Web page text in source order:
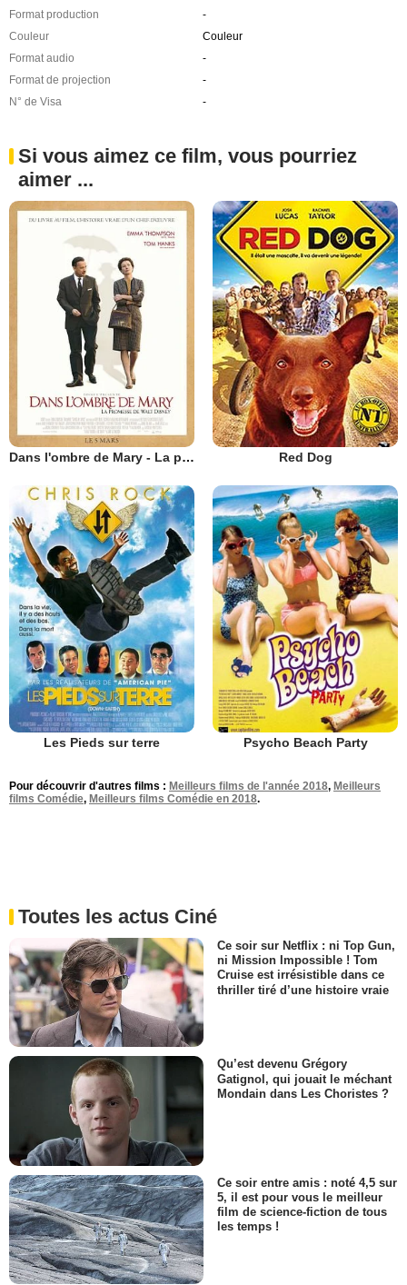
Format production
-
Couleur
Couleur
Format audio
-
Format de projection
-
N° de Visa
-
Si vous aimez ce film, vous pourriez
aimer ...
Dans l'ombre de Mary - La promesse de Walt Disney Red Dog
Les Pieds sur terre Psycho Beach Party
Pour découvrir d'autres films : Meilleurs films de l'année 2018, Meilleurs
films Comédie, Meilleurs films Comédie en 2018.
Toutes les actus Ciné
Ce soir sur Netflix : ni Top Gun,
ni Mission Impossible ! Tom
Cruise est irrésistible dans ce
thriller tiré d’une histoire vraie
Qu’est devenu Grégory
Gatignol, qui jouait le méchant
Mondain dans Les Choristes ?
Ce soir entre amis : noté 4,5 sur
5, il est pour vous le meilleur
film de science-fiction de tous
les temps !